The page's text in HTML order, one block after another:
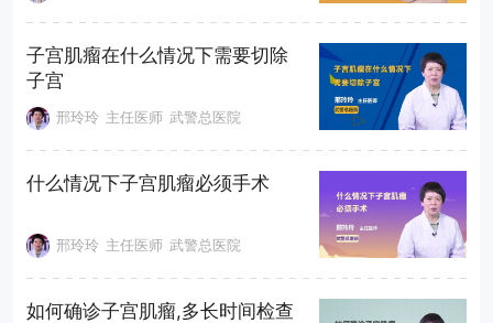
子宫肌瘤在什么情况下需要切除
子宫
邢玲玲 主任医师 武警总医院
什么情况下子宫肌瘤必须手术
邢玲玲 主任医师 武警总医院
如何确诊子宫肌瘤,多长时间检查